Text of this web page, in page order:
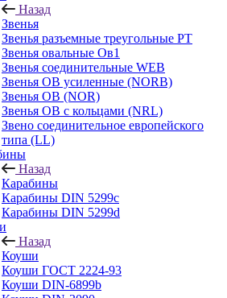
Назад
Звенья
Звенья разъемные треугольные РТ
Звенья овальные Ов1
Звенья соединительные WEB
Звенья ОВ усиленные (NORB)
Звенья ОВ (NOR)
Звенья ОВ с кольцами (NRL)
Звено соединительное европейского
типа (LL)
Назад
Карабины
Карабины DIN 5299c
Карабины DIN 5299d
Назад
Коуши
Коуши ГОСТ 2224-93
Коуши DIN-6899b